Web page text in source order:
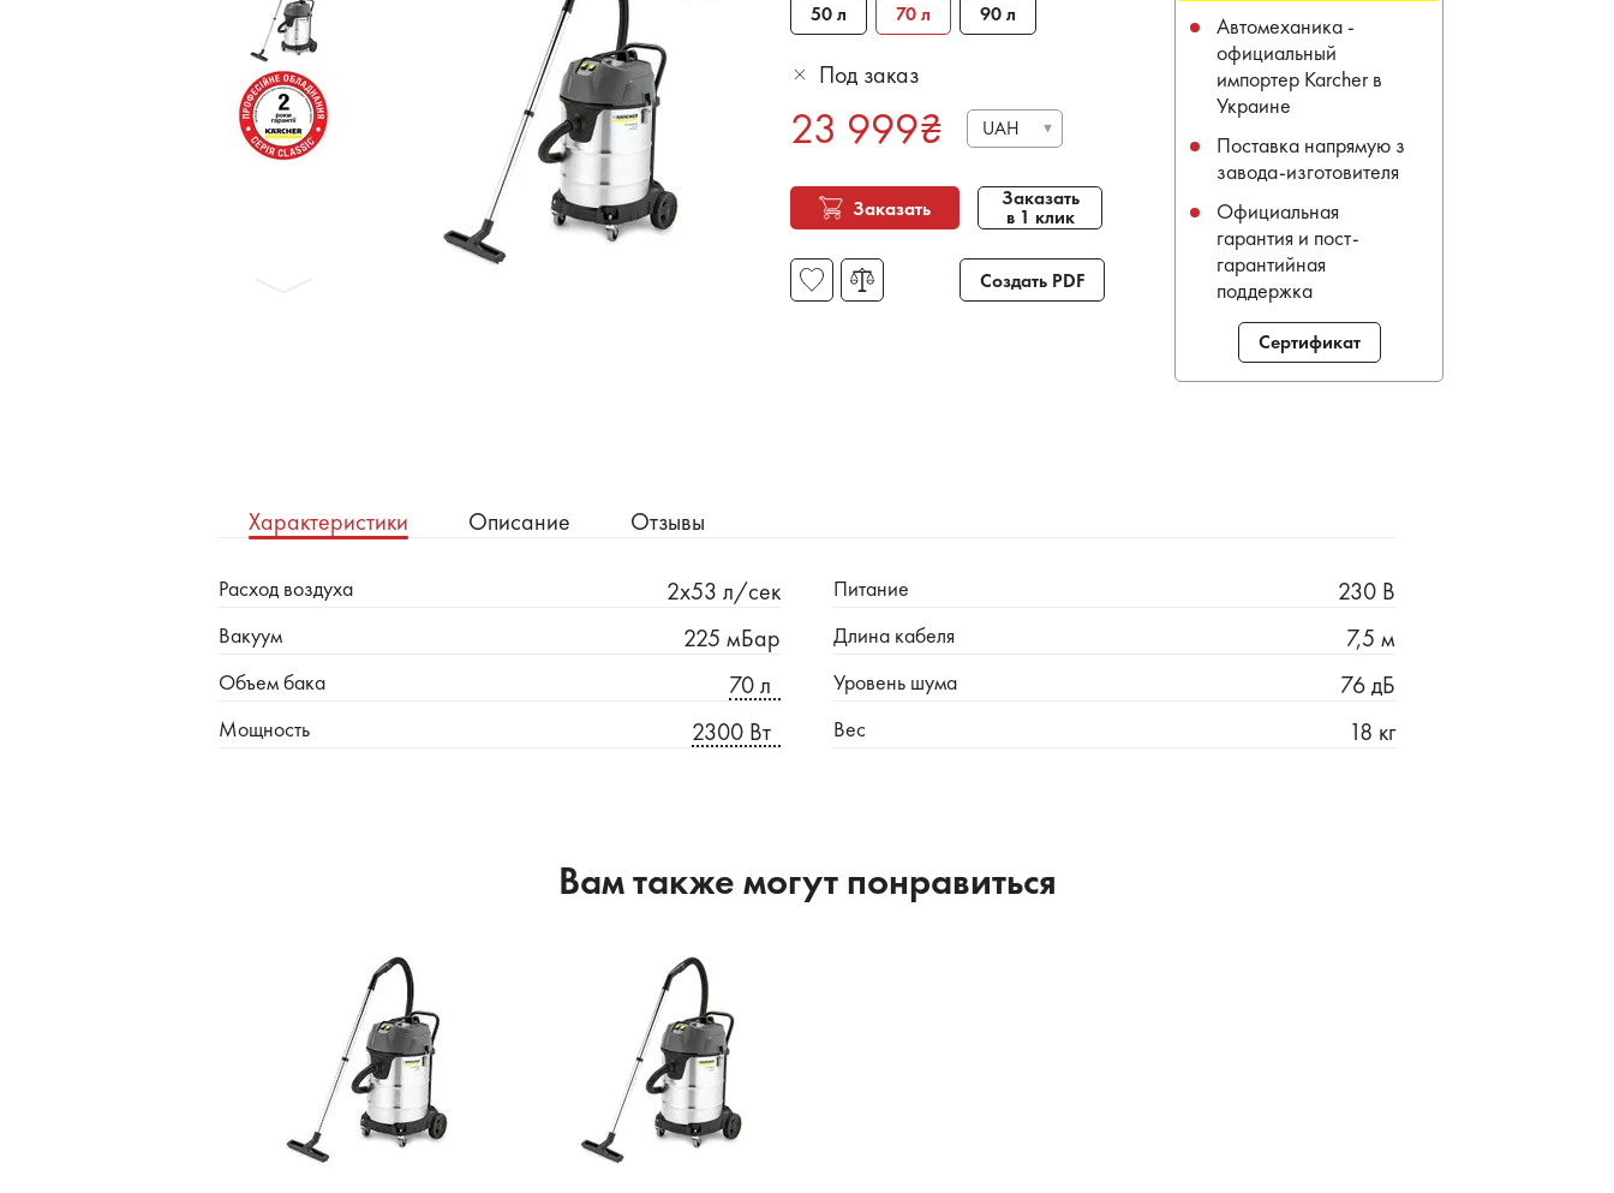
50 л 70 л 90 л
Под заказ
23 999₴ UAH
Заказать Заказать
в 1 клик
Создать PDF
Автомеханика -
официальный
импортер Karcher в
Украине
Поставка напрямую з
завода-изготовителя
Официальная
гарантия и пост-
гарантийная
поддержка
Сертификат
Характеристики Описание Отзывы
Расход воздуха 2х53 л/сек
Вакуум 225 мБар
Объем бака 70 л
Мощность 2300 Вт
Питание 230 В
Длина кабеля 7,5 м
Уровень шума 76 дБ
Вес 18 кг
Вам также могут понравиться